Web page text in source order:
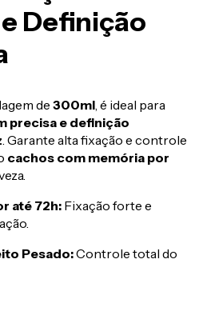
Definição
de 300ml, é ideal para
precisa e definição
. Garante alta fixação e controle
cachos com memória por
até 72h: Fixação forte e
Pesado:Controle total do